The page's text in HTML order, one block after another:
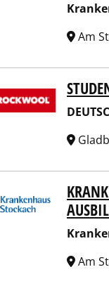
Am
ROCKWOOL
Stockach
Am